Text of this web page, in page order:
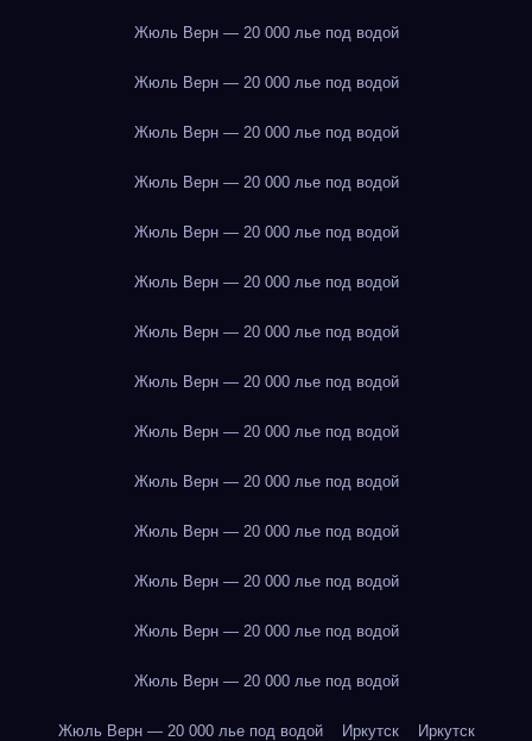
Жюль Верн — 20 000 лье под водой
Жюль Верн — 20 000 лье под водой
Жюль Верн — 20 000 лье под водой
Жюль Верн — 20 000 лье под водой
Жюль Верн — 20 000 лье под водой
Жюль Верн — 20 000 лье под водой
Жюль Верн — 20 000 лье под водой
Жюль Верн — 20 000 лье под водой
Жюль Верн — 20 000 лье под водой
Жюль Верн — 20 000 лье под водой
Жюль Верн — 20 000 лье под водой
Жюль Верн — 20 000 лье под водой
Жюль Верн — 20 000 лье под водой
Жюль Верн — 20 000 лье под водой
Жюль Верн — 20 000 лье под водой Иркутск Иркутск